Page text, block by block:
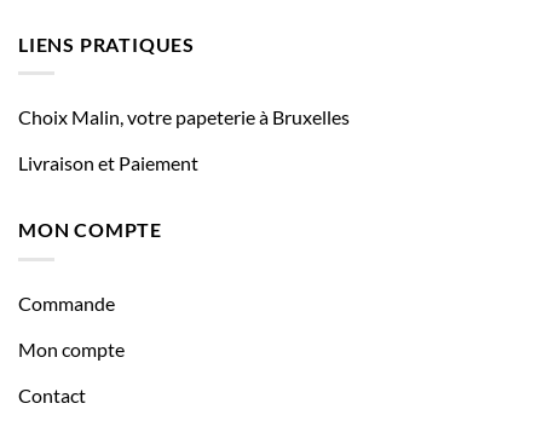
LIENS PRATIQUES
Choix Malin, votre papeterie à Bruxelles
Livraison et Paiement
MON COMPTE
Commande
Mon compte
Contact